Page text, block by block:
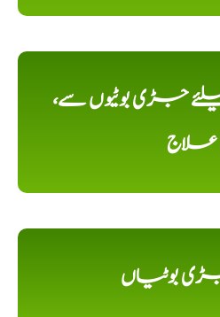
جڑی بوٹیوں سے،
علاج